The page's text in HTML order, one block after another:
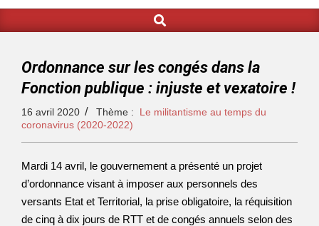
Ordonnance sur les congés dans la
Fonction publique : injuste et vexatoire !
16 avril 2020 Thème :
Le militantisme au temps du
coronavirus (2020-2022)
Mardi 14 avril, le gouvernement a présenté un projet
d’ordonnance visant à imposer aux personnels des
versants Etat et Territorial, la prise obligatoire, la réquisition
de cinq à dix jours de RTT et de congés annuels selon des